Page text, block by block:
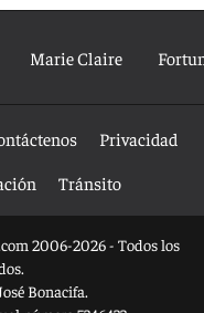
Marie Claire
Privacidad
Tránsito
2006-2026 - Todos los
Bonacifa.